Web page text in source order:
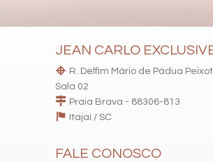
JEAN CARLO
R. Delfim Mário de Pádua
Sala 02
Praia Brava - 88306-813
Itajaí / SC
FALE CONOSCO